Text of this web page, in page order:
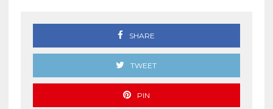
SHARE
TWEET
PIN